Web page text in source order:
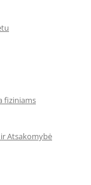
fiziniams
Atsakomybė